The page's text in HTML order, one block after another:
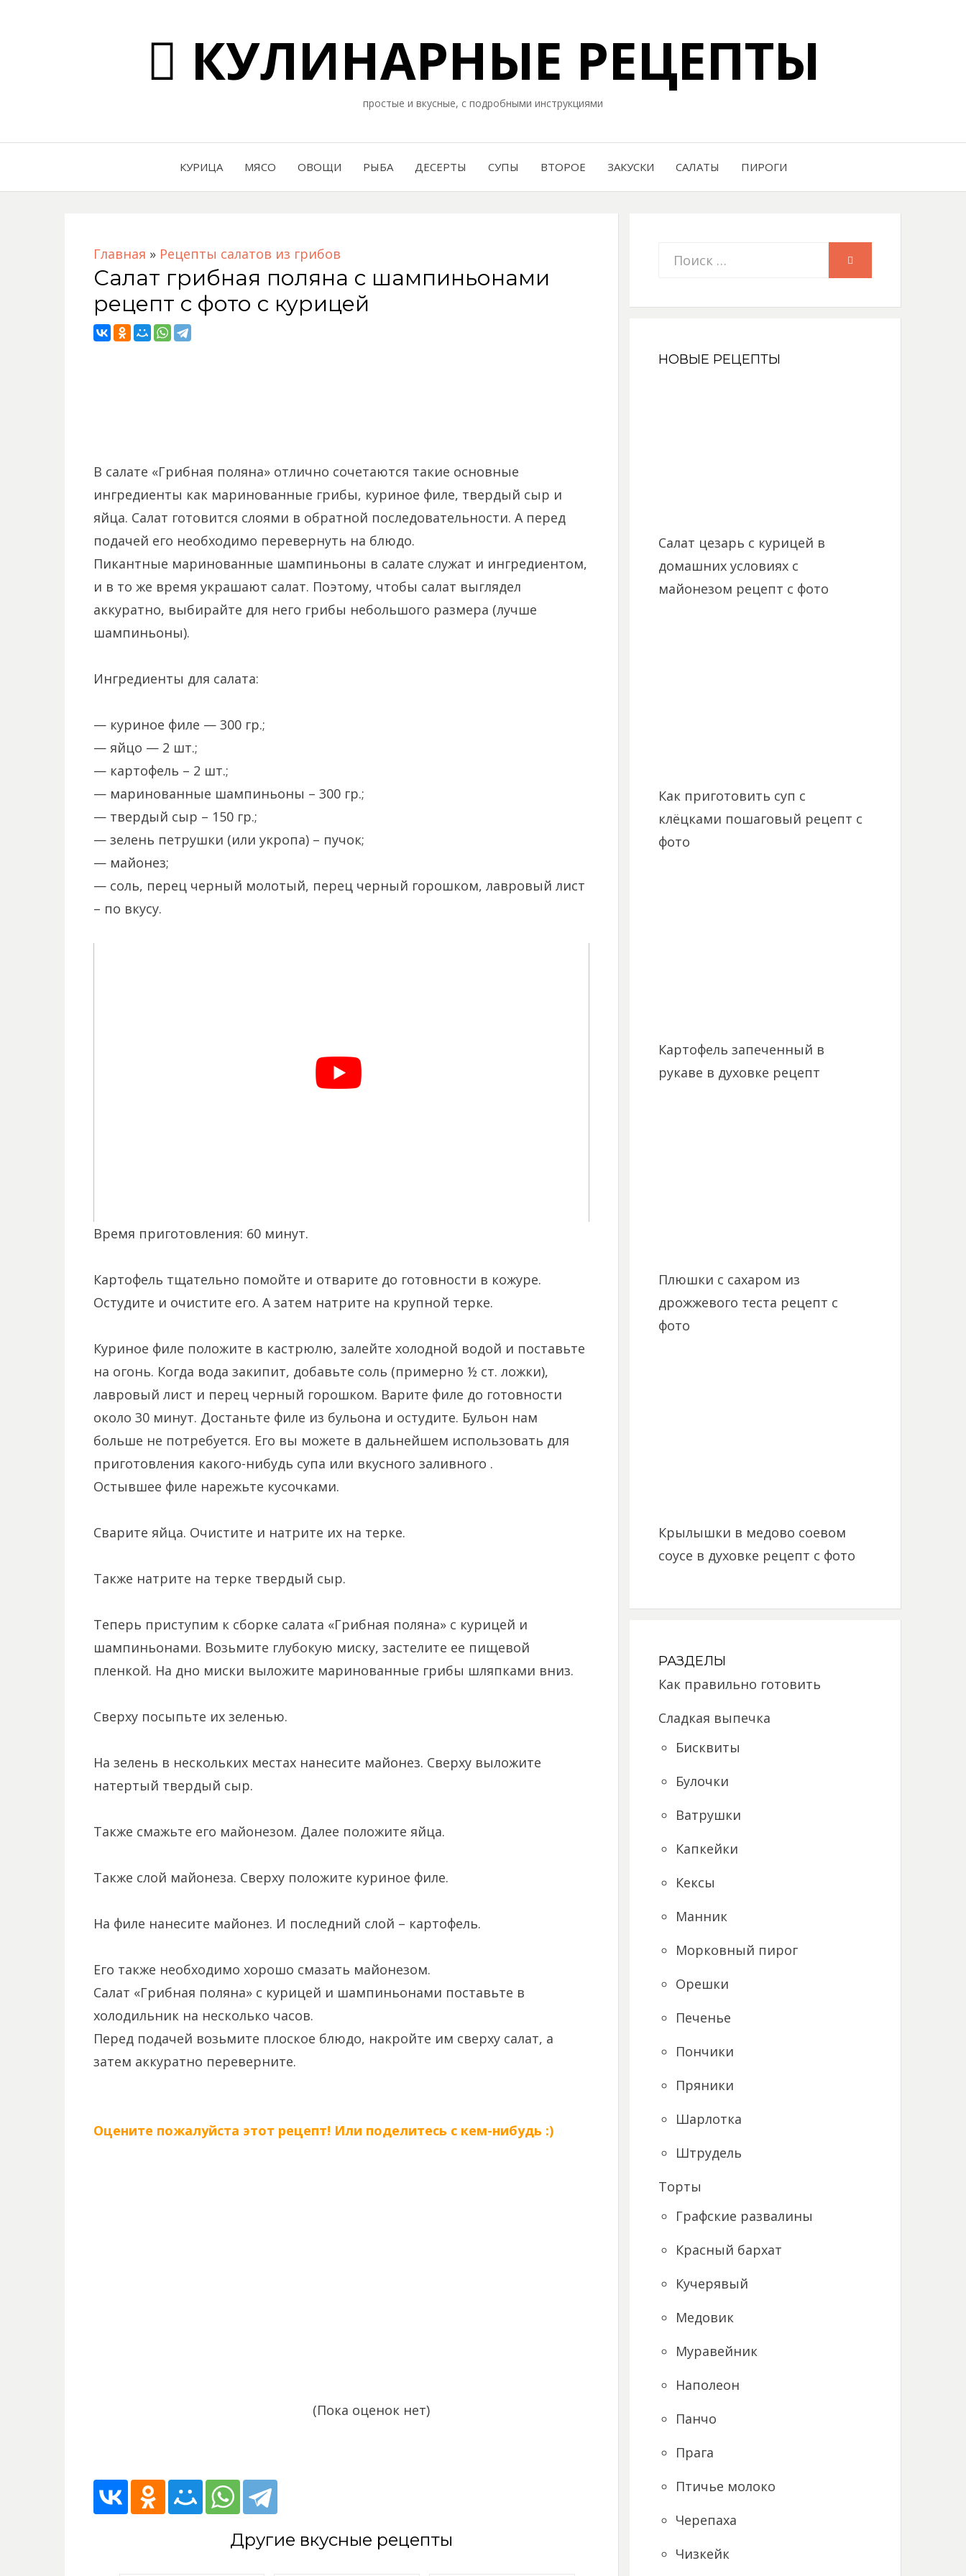
КУЛИНАРНЫЕ РЕЦЕПТЫ
простые и вкусные, с подробными инструкциями
КУРИЦА МЯСО ОВОЩИ РЫБА ДЕСЕРТЫ СУПЫ ВТОРОЕ ЗАКУСКИ САЛАТЫ ПИРОГИ
Главная » Рецепты салатов из грибов
Салат грибная поляна с шампиньонами
рецепт с фото с курицей
В салате «Грибная поляна» отлично сочетаются такие основные
ингредиенты как маринованные грибы, куриное филе, твердый сыр и
яйца. Салат готовится слоями в обратной последовательности. А перед
подачей его необходимо перевернуть на блюдо.
Пикантные маринованные шампиньоны в салате служат и ингредиентом,
и в то же время украшают салат. Поэтому, чтобы салат выглядел
аккуратно, выбирайте для него грибы небольшого размера (лучше
шампиньоны).
Ингредиенты для салата:
— куриное филе — 300 гр.;
— яйцо — 2 шт.;
— картофель – 2 шт.;
— маринованные шампиньоны – 300 гр.;
— твердый сыр – 150 гр.;
— зелень петрушки (или укропа) – пучок;
— майонез;
— соль, перец черный молотый, перец черный горошком, лавровый лист
– по вкусу.
Время приготовления: 60 минут.
Картофель тщательно помойте и отварите до готовности в кожуре.
Остудите и очистите его. А затем натрите на крупной терке.
Куриное филе положите в кастрюлю, залейте холодной водой и поставьте
на огонь. Когда вода закипит, добавьте соль (примерно ½ ст. ложки),
лавровый лист и перец черный горошком. Варите филе до готовности
около 30 минут. Достаньте филе из бульона и остудите. Бульон нам
больше не потребуется. Его вы можете в дальнейшем использовать для
приготовления какого-нибудь супа или вкусного заливного .
Остывшее филе нарежьте кусочками.
Сварите яйца. Очистите и натрите их на терке.
Также натрите на терке твердый сыр.
Теперь приступим к сборке салата «Грибная поляна» с курицей и
шампиньонами. Возьмите глубокую миску, застелите ее пищевой
пленкой. На дно миски выложите маринованные грибы шляпками вниз.
Сверху посыпьте их зеленью.
На зелень в нескольких местах нанесите майонез. Сверху выложите
натертый твердый сыр.
Также смажьте его майонезом. Далее положите яйца.
Также слой майонеза. Сверху положите куриное филе.
На филе нанесите майонез. И последний слой – картофель.
Его также необходимо хорошо смазать майонезом.
Салат «Грибная поляна» с курицей и шампиньонами поставьте в
холодильник на несколько часов.
Перед подачей возьмите плоское блюдо, накройте им сверху салат, а
затем аккуратно переверните.
Оцените пожалуйста этот рецепт! Или поделитесь с кем-нибудь :)
(Пока оценок нет)
Другие вкусные рецепты
Искать:
НОВЫЕ РЕЦЕПТЫ
Салат цезарь с курицей в
домашних условиях с
майонезом рецепт с фото
Как приготовить суп с
клёцками пошаговый рецепт с
фото
Картофель запеченный в
рукаве в духовке рецепт
Плюшки с сахаром из
дрожжевого теста рецепт с
фото
Крылышки в медово соевом
соусе в духовке рецепт с фото
РАЗДЕЛЫ
Как правильно готовить
Сладкая выпечка
Бисквиты
Булочки
Ватрушки
Капкейки
Кексы
Манник
Морковный пирог
Орешки
Печенье
Пончики
Пряники
Шарлотка
Штрудель
Торты
Графские развалины
Красный бархат
Кучерявый
Медовик
Муравейник
Наполеон
Панчо
Прага
Птичье молоко
Черепаха
Чизкейк